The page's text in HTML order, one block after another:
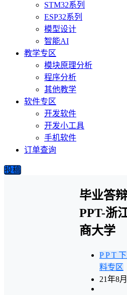
STM32系列
ESP32系列
模型设计
智能AI
教学专区
模块原理分析
程序分析
其他教学
软件专区
开发软件
开发小工具
手机软件
订单查询
投稿
毕业答辩
PPT-浙
商大学
P P T
料专区
21年8